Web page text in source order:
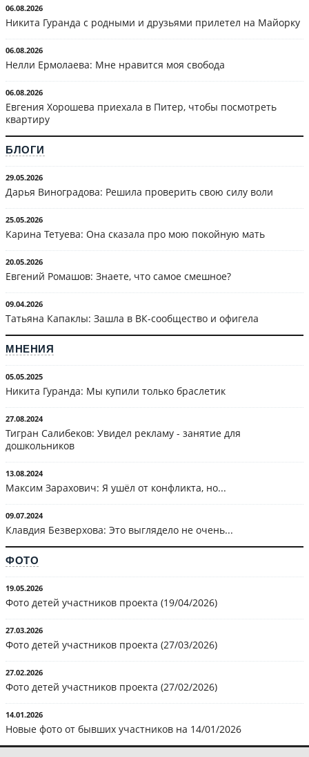
06.08.2026
Никита Гуранда с родными и друзьями прилетел на Майорку
06.08.2026
Нелли Ермолаева: Мне нравится моя свобода
06.08.2026
Евгения Хорошева приехала в Питер, чтобы посмотреть
квартиру
БЛОГИ
29.05.2026
Дарья Виноградова: Решила проверить свою силу воли
25.05.2026
Карина Тетуева: Она сказала про мою покойную мать
20.05.2026
Евгений Ромашов: Знаете, что самое смешное?
09.04.2026
Татьяна Капаклы: Зашла в ВК-сообщество и офигела
МНЕНИЯ
05.05.2025
Никита Гуранда: Мы купили только браслетик
27.08.2024
Тигран Салибеков: Увидел рекламу - занятие для
дошкольников
13.08.2024
Максим Зарахович: Я ушёл от конфликта, но...
09.07.2024
Клавдия Безверхова: Это выглядело не очень...
ФОТО
19.05.2026
Фото детей участников проекта (19/04/2026)
27.03.2026
Фото детей участников проекта (27/03/2026)
27.02.2026
Фото детей участников проекта (27/02/2026)
14.01.2026
Новые фото от бывших участников на 14/01/2026